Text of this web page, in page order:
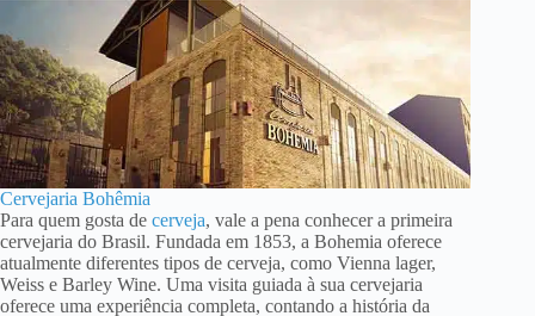
Cervejaria Bohêmia
Para quem gosta de cerveja, vale a pena conhecer a primeira
cervejaria do Brasil. Fundada em 1853, a Bohemia oferece
atualmente diferentes tipos de cerveja, como Vienna lager,
Weiss e Barley Wine. Uma visita guiada à sua cervejaria
oferece uma experiência completa, contando a história da